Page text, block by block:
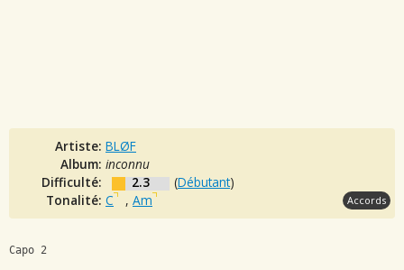
Artiste: BLØF
Album: inconnu
Difficulté:
2.3 (Débutant)
Tonalité: C , Am Accords
Capo 2